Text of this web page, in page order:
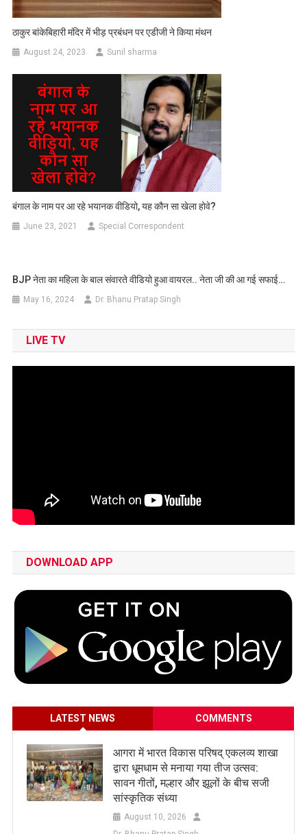
ठाकुर बांकेबिहारी मंदिर में भीड़ प्रबंधन पर एडीजी ने किया मंथन
August 24, 2023 Sunil sharma
बंगाल के नाम पर आ रहे भयानक वीडियो, यह कौन सा खेला होवे?
June 23, 2021 Special Correspondent
BJP नेता का महिला के बाल संवारते वीडियो हुआ वायरल.. नेता जी की आ गई सफाई…
May 16, 2024 Dr. Bhanu Pratap Singh
LIVE TV
DOWNLOAD APP
LATEST NEWS COMMENTS
आगरा में भारत विकास परिषद् एकलव्य शाखा
द्वारा धूमधाम से मनाया गया तीज उत्सव:
सावन गीतों, मल्हार और झूलों के बीच सजी
सांस्कृतिक संध्या
August 10, 2026